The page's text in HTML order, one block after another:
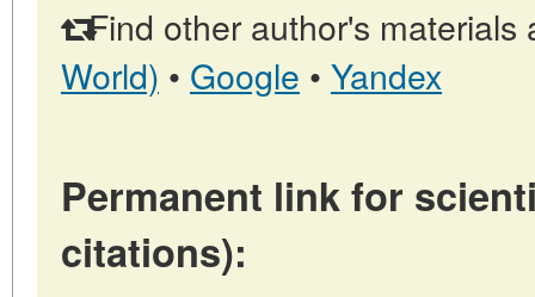
Find other author's materials
World) • Google • Yandex
Permanent link for
citations):